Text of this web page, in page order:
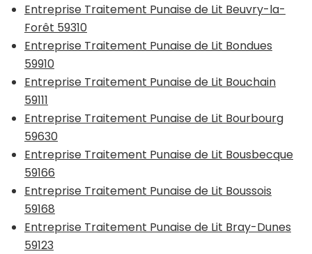
Entreprise Traitement Punaise de Lit Beuvry-la-
Forêt 59310
Entreprise Traitement Punaise de Lit Bondues
59910
Entreprise Traitement Punaise de Lit Bouchain
59111
Entreprise Traitement Punaise de Lit Bourbourg
59630
Entreprise Traitement Punaise de Lit Bousbecque
59166
Entreprise Traitement Punaise de Lit Boussois
59168
Entreprise Traitement Punaise de Lit Bray-Dunes
59123